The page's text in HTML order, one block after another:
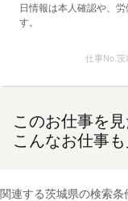
日情報は本人確認や、
す。
仕事No.茨
このお仕事を
こんなお仕事
関連する茨城県の検索条